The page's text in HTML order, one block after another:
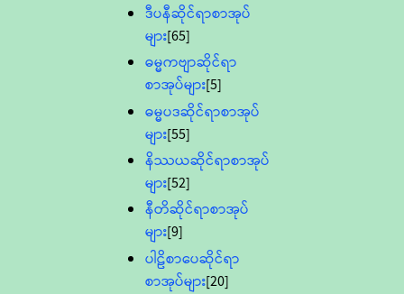
ဒီပနီဆိုင်ရာစာအုပ်
များ[65]
ဓမ္မကဗျာဆိုင်ရာ
စာအုပ်များ[5]
ဓမ္မပဒဆိုင်ရာစာအုပ်
များ[55]
နိဿယဆိုင်ရာစာအုပ်
များ[52]
နီတိဆိုင်ရာစာအုပ်
များ[9]
ပါဠိစာပေဆိုင်ရာ
စာအုပ်များ[20]